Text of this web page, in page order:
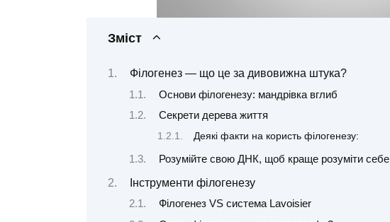
Зміст
Філогенез — що це за дивовижна штука?
Основи філогенезу: мандрівка вглиб
Секрети дерева життя
Деякі факти на користь філогенезу:
Розумійте свою ДНК, щоб краще розуміти себе
Інструменти філогенезу
Філогенез VS система Lavoisier